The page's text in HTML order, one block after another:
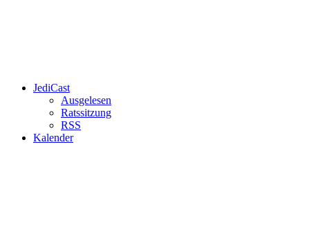
JediCast
Ausgelesen
Ratssitzung
RSS
Kalender